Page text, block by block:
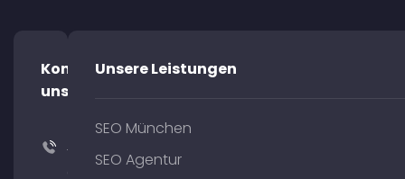
Kontaktiere
uns!
+49
Unsere Leistungen
SEO München
SEO Agentur